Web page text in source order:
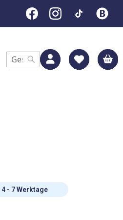
Search Search
4 - 7 Werktage